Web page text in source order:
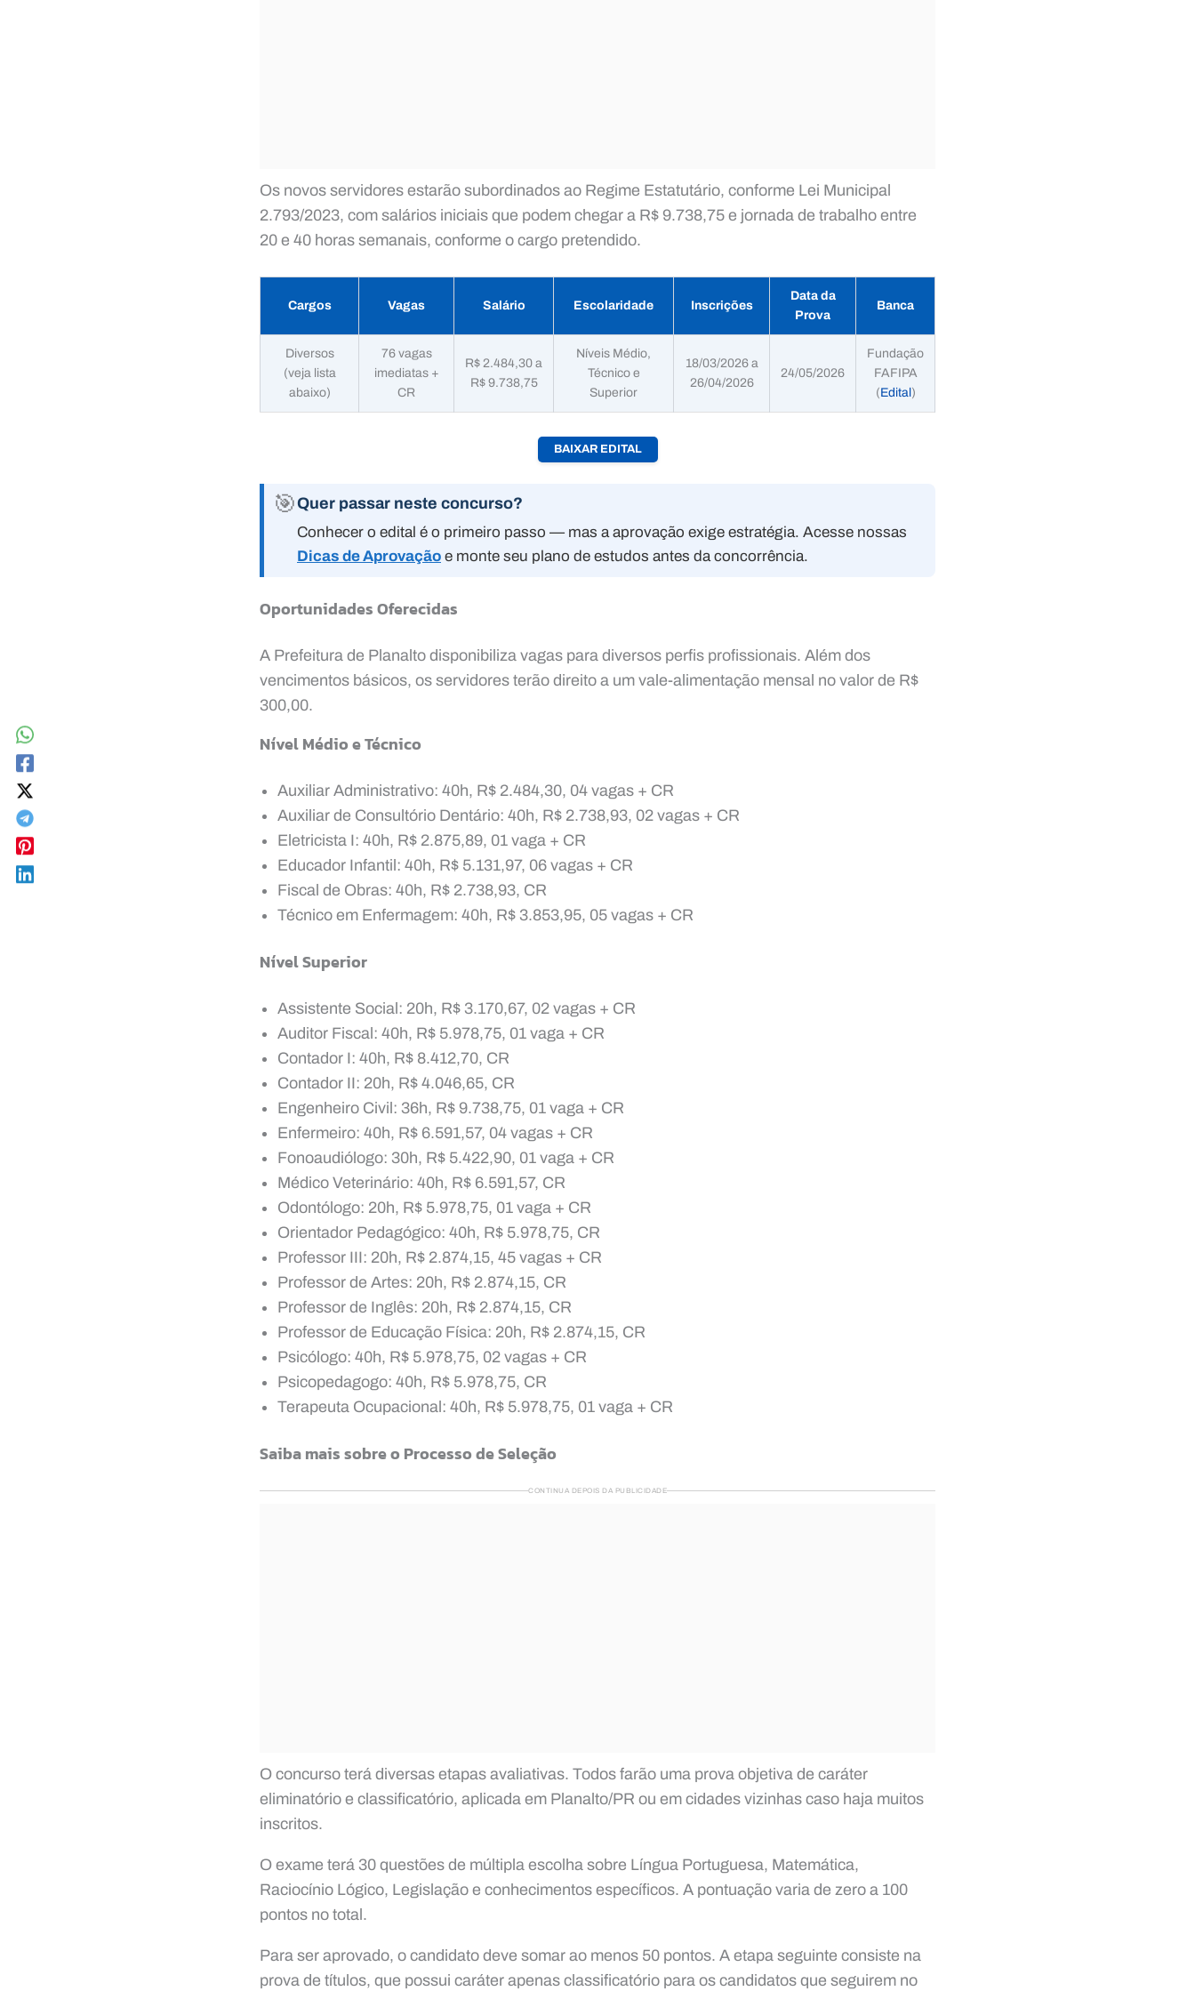
Os novos servidores estarão subordinados ao Regime Estatutário, conforme Lei Municipal
2.793/2023, com salários iniciais que podem chegar a R$ 9.738,75 e jornada de trabalho entre
20 e 40 horas semanais, conforme o cargo pretendido.
Cargos Vagas Salário Escolaridade Inscrições
Data da
Prova
Banca
Diversos
(veja lista
abaixo)
76 vagas
imediatas +
CR
R$ 2.484,30 a
R$ 9.738,75
Níveis Médio,
Técnico e
Superior
18/03/2026 a
26/04/2026
24/05/2026
Fundação
FAFIPA
(Edital)
BAIXAR EDITAL
🎯Quer passar neste concurso?
Conhecer o edital é o primeiro passo — mas a aprovação exige estratégia. Acesse nossas
Dicas de Aprovação e monte seu plano de estudos antes da concorrência.
Oportunidades Oferecidas
A Prefeitura de Planalto disponibiliza vagas para diversos perfis profissionais. Além dos
vencimentos básicos, os servidores terão direito a um vale-alimentação mensal no valor de R$
300,00.
Nível Médio e Técnico
Auxiliar Administrativo: 40h, R$ 2.484,30, 04 vagas + CR
Auxiliar de Consultório Dentário: 40h, R$ 2.738,93, 02 vagas + CR
Eletricista I: 40h, R$ 2.875,89, 01 vaga + CR
Educador Infantil: 40h, R$ 5.131,97, 06 vagas + CR
Fiscal de Obras: 40h, R$ 2.738,93, CR
Técnico em Enfermagem: 40h, R$ 3.853,95, 05 vagas + CR
Nível Superior
Assistente Social: 20h, R$ 3.170,67, 02 vagas + CR
Auditor Fiscal: 40h, R$ 5.978,75, 01 vaga + CR
Contador I: 40h, R$ 8.412,70, CR
Contador II: 20h, R$ 4.046,65, CR
Engenheiro Civil: 36h, R$ 9.738,75, 01 vaga + CR
Enfermeiro: 40h, R$ 6.591,57, 04 vagas + CR
Fonoaudiólogo: 30h, R$ 5.422,90, 01 vaga + CR
Médico Veterinário: 40h, R$ 6.591,57, CR
Odontólogo: 20h, R$ 5.978,75, 01 vaga + CR
Orientador Pedagógico: 40h, R$ 5.978,75, CR
Professor III: 20h, R$ 2.874,15, 45 vagas + CR
Professor de Artes: 20h, R$ 2.874,15, CR
Professor de Inglês: 20h, R$ 2.874,15, CR
Professor de Educação Física: 20h, R$ 2.874,15, CR
Psicólogo: 40h, R$ 5.978,75, 02 vagas + CR
Psicopedagogo: 40h, R$ 5.978,75, CR
Terapeuta Ocupacional: 40h, R$ 5.978,75, 01 vaga + CR
Saiba mais sobre o Processo de Seleção
CONTINUA DEPOIS DA PUBLICIDADE
O concurso terá diversas etapas avaliativas. Todos farão uma prova objetiva de caráter
eliminatório e classificatório, aplicada em Planalto/PR ou em cidades vizinhas caso haja muitos
inscritos.
O exame terá 30 questões de múltipla escolha sobre Língua Portuguesa, Matemática,
Raciocínio Lógico, Legislação e conhecimentos específicos. A pontuação varia de zero a 100
pontos no total.
Para ser aprovado, o candidato deve somar ao menos 50 pontos. A etapa seguinte consiste na
prova de títulos, que possui caráter apenas classificatório para os candidatos que seguirem no